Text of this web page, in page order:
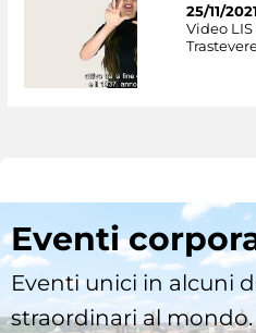
25/11/2021
Video
Eventi
Eventi unici in alcuni
straordinari al mondo.